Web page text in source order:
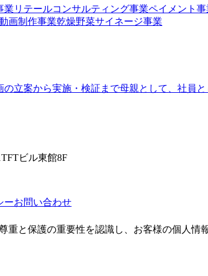
業 リテールコンサルティング事業ペイメント事
画制作事業乾燥野菜サイネージ事業
の立案から実施・検証まで母親として、社員と
ビル東館8F
ーお問い合わせ
重と保護の重要性を認識し、お客様の個人情